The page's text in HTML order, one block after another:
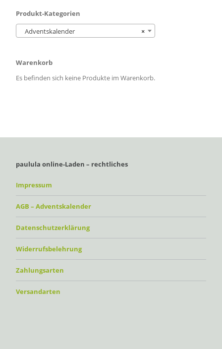
Produkt-Kategorien
×
Adventskalender
Warenkorb
Es befinden sich keine Produkte im Warenkorb.
paulula online-Laden – rechtliches
Impressum
AGB – Adventskalender
Datenschutzerklärung
Widerrufsbelehrung
Zahlungsarten
Versandarten